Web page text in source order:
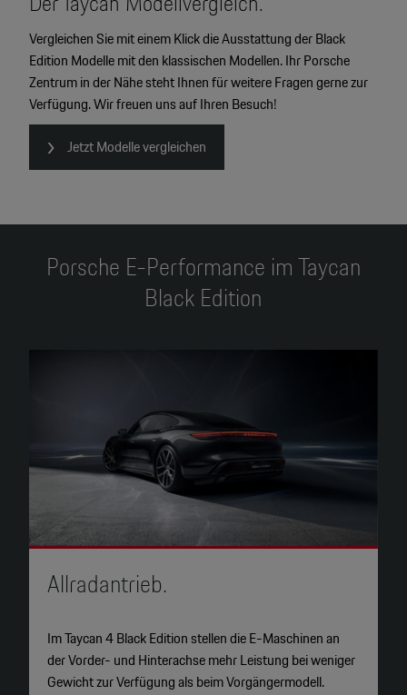
Vergleichen Sie mit einem Klick die Ausstattung der Black
Edition Modelle mit den klassischen Modellen. Ihr Porsche
Zentrum in der Nähe steht Ihnen für weitere Fragen gerne zur
Verfügung. Wir freuen uns auf Ihren Besuch!
Jetzt Modelle vergleichen
Porsche E-Performance im Taycan
Black Edition
Allradantrieb.
Im Taycan 4 Black Edition stellen die E-Maschinen an
der Vorder- und Hinterachse mehr Leistung bei weniger
Gewicht zur Verfügung als beim Vorgängermodell.